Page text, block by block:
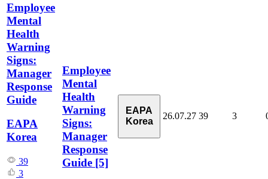
Employee
Mental
Health
Warning
Signs:
Manager
Response
Guide
EAPA
Korea
39
3
Employee
Mental
Health
Warning
Signs:
Manager
Response
Guide [5]
EAPA
Korea
26.07.27 39 3